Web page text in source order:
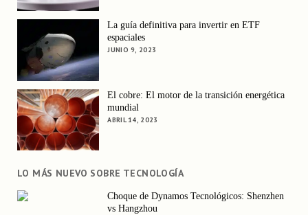
La guía definitiva para invertir en ETF
espaciales
JUNIO 9, 2023
El cobre: El motor de la transición energética
mundial
ABRIL 14, 2023
LO MÁS NUEVO SOBRE TECNOLOGÍA
Choque de Dynamos Tecnológicos: Shenzhen
vs Hangzhou